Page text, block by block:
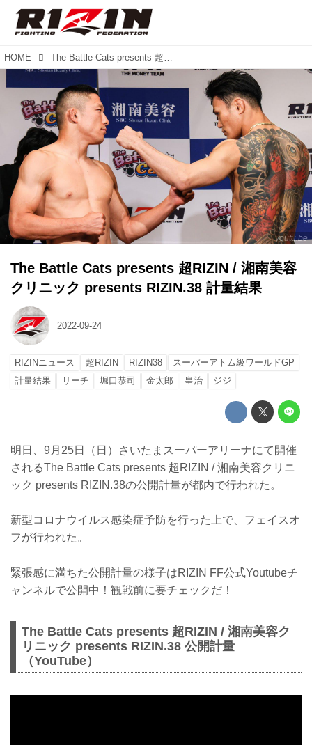
HOME The Battle Cats presents 超RIZIN / 湘南美容クリニック presents RIZIN.38 計量結果
youtu.be
The Battle Cats presents 超RIZIN / 湘南美容
クリニック presents RIZIN.38 計量結果
2022-09-24
RIZINニュース 超RIZIN RIZIN38
スーパーアトム級ワールドGP
計量結果
リーチ 堀口恭司 金太郎 皇治 ジジ
明日、9月25日（日）さいたまスーパーアリーナにて開催
されるThe Battle Cats presents 超RIZIN / 湘南美容クリニ
ック presents RIZIN.38の公開計量が都内で行われた。
新型コロナウイルス感染症予防を行った上で、フェイスオ
フが行われた。
緊張感に満ちた公開計量の様子はRIZIN FF公式Youtubeチ
ャンネルで公開中！観戦前に要チェックだ！
The Battle Cats presents 超RIZIN / 湘南美容ク
リニック presents RIZIN.38 公開計量
（YouTube）